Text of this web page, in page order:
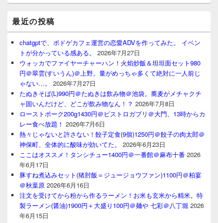
最近の投稿
chatgptで、ボドゲカフェ運営の恋愛ADVを作ってみた。 イベン
トが分かっている感ある。
2026年7月27日
ウォッカでファイヤーチャーハン！火焰炒飯＆坦坦面セット980
円＠翠雲(すいうん)＠上野。量がめっちゃ多くて絶対に一人前じ
ゃない…。
2026年7月27日
たぬきそば(L)990円＠たぬきは飲み物＠池袋。蕎麦がメチャクチ
ャ固いんだけど、どこが飲み物なん！？ 2026年7月8日
ローストポーク200g1430円＠ビストロガブリ＠大門、13時からカ
レー食べ放題！ 2026年7月6日
熱々じゃないと許さない！餃子定食(9個)1250円＠餃子の肉太郎＠
神保町、全体的に酸味が効いてた。
2026年6月23日
ここはオススメ！タンシチュー1400円＠一番館＠麻布十番 2026
年6月17日
豚すね煮込みセット(猪肘飯＝ジュージョウファン)1100円＠柏宴
＠秋葉原 2026年6月16日
注文を受けてから粉から作るラーメン！お米も玄米から精米。特
製ラーメン(醤油)1900円＋大盛り100円＠麺や 七彩＠八丁堀 2026
年6月15日